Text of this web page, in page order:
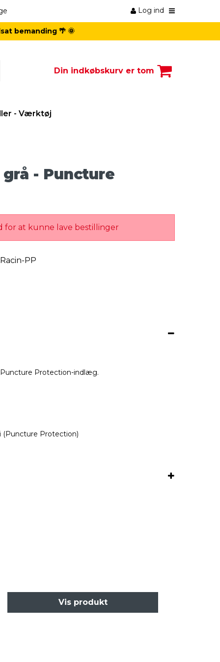
Log ind
bemanding 🌴 🌞
Din indkøbskurv er tom
- Værktøj
- Puncture
for at kunne lave bestillinger
PP
Protection-indlæg.
(Puncture Protection)
Vis produkt